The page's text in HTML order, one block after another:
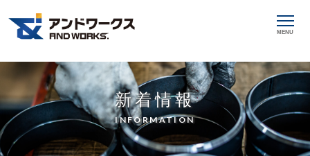
MENU
新着情報
INFORMATION